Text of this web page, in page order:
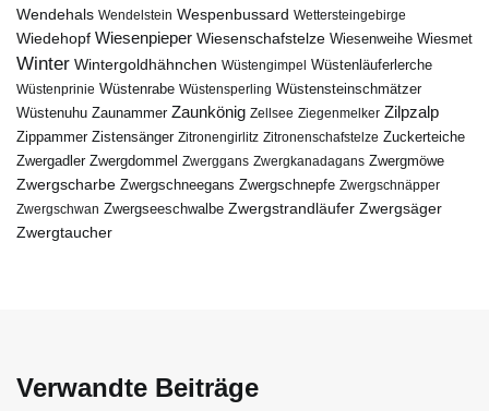
Wendehals Wendelstein Wespenbussard Wettersteingebirge
Wiedehopf Wiesenpieper Wiesenschafstelze Wiesenweihe Wiesmet
Winter Wintergoldhähnchen Wüstengimpel Wüstenläuferlerche
Wüstenprinie Wüstenrabe Wüstensperling Wüstensteinschmätzer
Wüstenuhu Zaunammer Zaunkönig Zellsee Ziegenmelker Zilpzalp
Zippammer Zistensänger Zitronengirlitz Zitronenschafstelze Zuckerteiche
Zwergadler Zwergdommel Zwerggans Zwergkanadagans Zwergmöwe
Zwergscharbe Zwergschneegans Zwergschnepfe Zwergschnäpper
Zwergschwan Zwergseeschwalbe Zwergstrandläufer Zwergsäger
Zwergtaucher
Verwandte Beiträge